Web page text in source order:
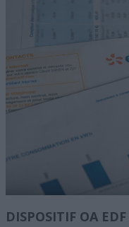
DISPOSITIF OA